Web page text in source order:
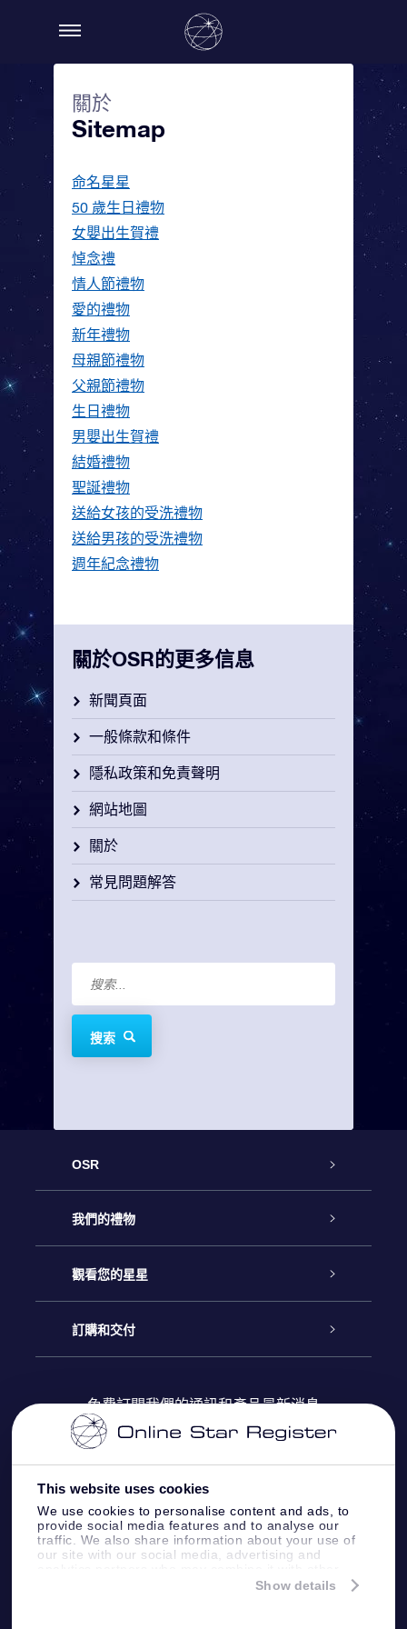
This website uses cookies
We use cookies to personalise content and ads, to
provide social media features and to analyse our
traffic. We also share information about your use of
our site with our social media, advertising and
information that you’ve provided to them or that
Show details
關於
Sitemap
命名星星
50 歲生日禮物
女嬰出生賀禮
悼念禮
情人節禮物
愛的禮物
新年禮物
母親節禮物
父親節禮物
生日禮物
男嬰出生賀禮
結婚禮物
聖誕禮物
送給女孩的受洗禮物
送給男孩的受洗禮物
週年紀念禮物
關於OSR的更多信息
新聞頁面
一般條款和條件
隱私政策和免責聲明
網站地圖
關於
常見問題解答
搜索
OSR
客戶服務
聯繫我們
博客
評論
我們的禮物
Online Star禮物
OSR禮物包
OSR 禮物卡
公司禮品
觀看您的星星
星星注册
個性化的Star Page
One Million Stars
OSR Starsaver
訂購和交付
付款資訊
配送信息
退貨政策
免費訂閱我們的通訊和產品最新消息